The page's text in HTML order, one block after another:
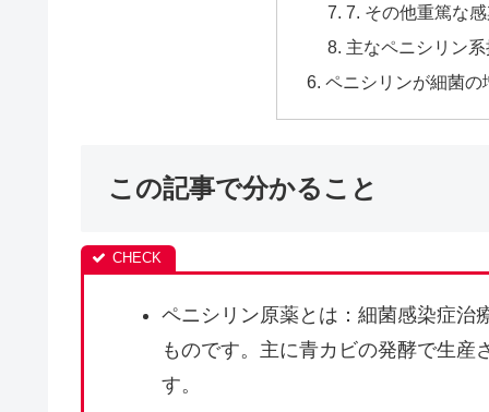
7. その他重篤な
主なペニシリン
ペニシリンが細菌
この記事で分かること
ペニシリン原薬とは：細菌感染症治
ものです。主に青カビの発酵で生産
す。